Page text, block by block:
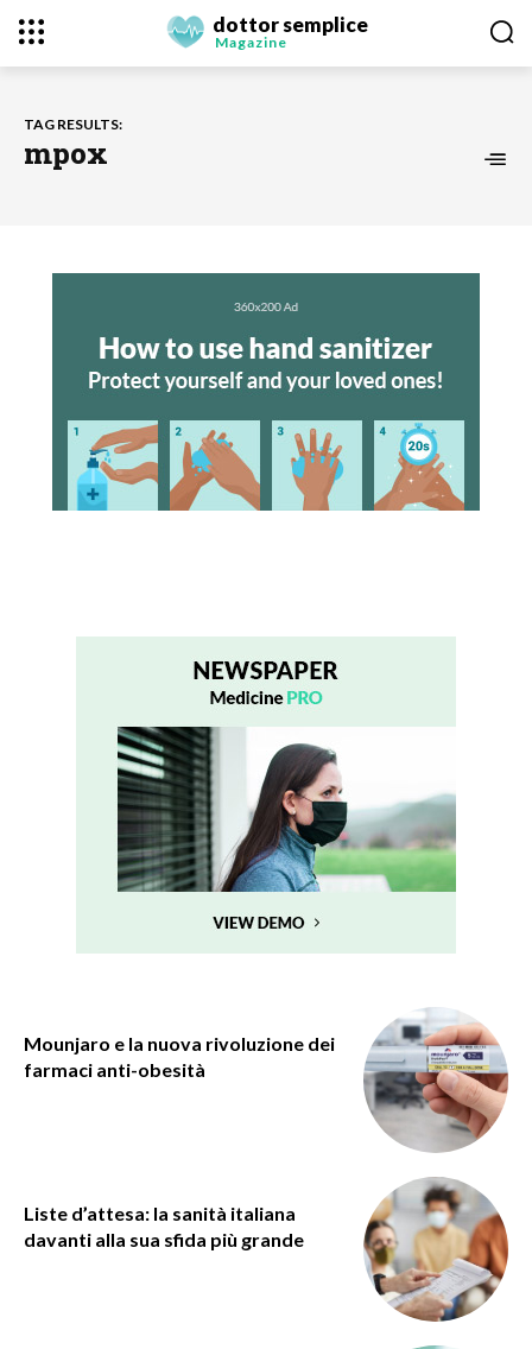
dottor semplice
Magazine
TAG RESULTS:
mpox
Mounjaro e la nuova rivoluzione dei
farmaci anti-obesità
Liste d’attesa: la sanità italiana
davanti alla sua sfida più grande